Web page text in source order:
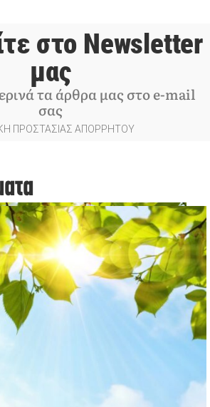
στο Newsletter
μας
τα άρθρα μας στο e-mail
σας
ΠΡΟΣΤΑΣΙΑΣ ΑΠΟΡΡΗΤΟΥ